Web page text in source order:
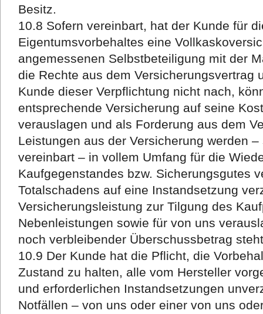
Besitz.
10.8 Sofern vereinbart, hat der Kunde für
Eigentumsvorbehaltes eine
angemessenen Selbstbeteiligung mit der
die Rechte aus dem Versicherungsvertrag
Kunde dieser Verpflichtung nicht nach,
entsprechende Versicherung auf seine
verauslagen und als Forderung aus dem
Leistungen aus der Versicherung werden
vereinbart – in vollem Umfang für die
Kaufgegenstandes bzw. Sicherungsgutes
Totalschadens auf eine Instandsetzung
Versicherungsleistung zur Tilgung des
Nebenleistungen sowie für von uns
noch verbleibender Überschussbetrag
10.9 Der Kunde hat die Pflicht, die
Zustand zu halten, alle vom Hersteller
und erforderlichen Instandsetzungen
Notfällen – von uns oder einer von uns